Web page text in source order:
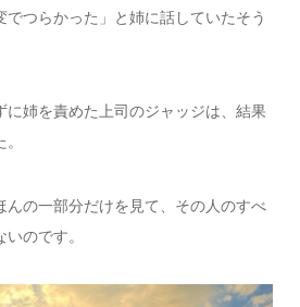
でつらかった」と姉に話していたそう
に姉を責めた上司のジャッジは、結果
んの一部分だけを見て、その人のすべ
のです。